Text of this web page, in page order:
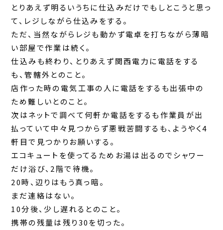
とりあえず明るいうちに仕込みだけでもしとこうと思っ
て、レジしながら仕込みをする。
ただ、当然ながらレジも動かず電卓を打ちながら薄暗
い部屋で作業は続く。
仕込みも終わり、とりあえず関西電力に電話をする
も、管轄外とのこと。
店作った時の電気工事の人に電話をするも出張中の
ため難しいとのこと。
次はネットで調べて何軒か電話をするも作業員が出
払っていて中々見つからず悪戦苦闘するも、ようやく4
軒目で見つかりお願いする。
エコキュートを使ってるためお湯は出るのでシャワー
だけ浴び、2階で待機。
20時、辺りはもう真っ暗。
まだ連絡はない。
10分後、少し遅れるとのこと。
携帯の残量は残り30を切った。